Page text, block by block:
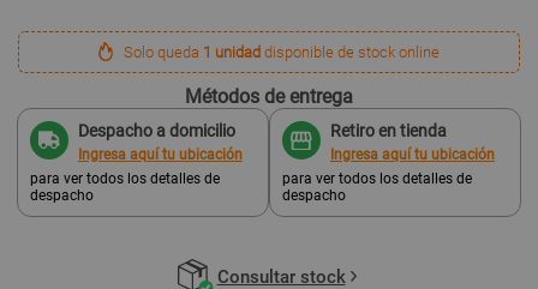
Solo queda 1 unidad disponible de stock online
Métodos de entrega
Despacho a domicilio
Ingresa aquí tu ubicación
para ver todos los detalles de
despacho
Retiro en tienda
Ingresa aquí tu ubicación
para ver todos los detalles de
despacho
Consultar stock